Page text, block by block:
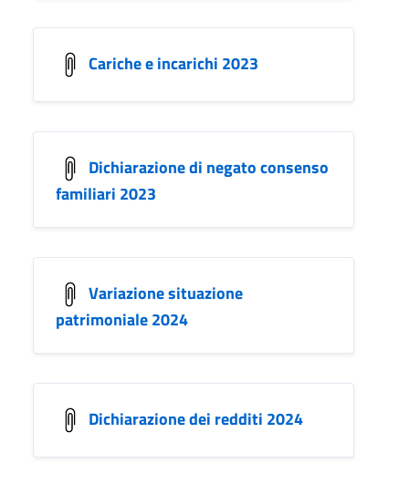
Cariche e incarichi 2023
Dichiarazione di negato consenso
familiari 2023
Variazione situazione
patrimoniale 2024
Dichiarazione dei redditi 2024